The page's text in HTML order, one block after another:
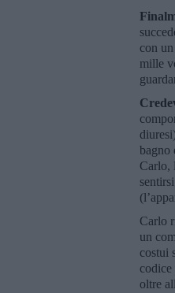
con
mille
bagno
Carlo,
Carlo
un
costui
codice
oltre